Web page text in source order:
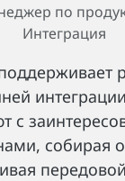
по
Интеграция
с
собирая